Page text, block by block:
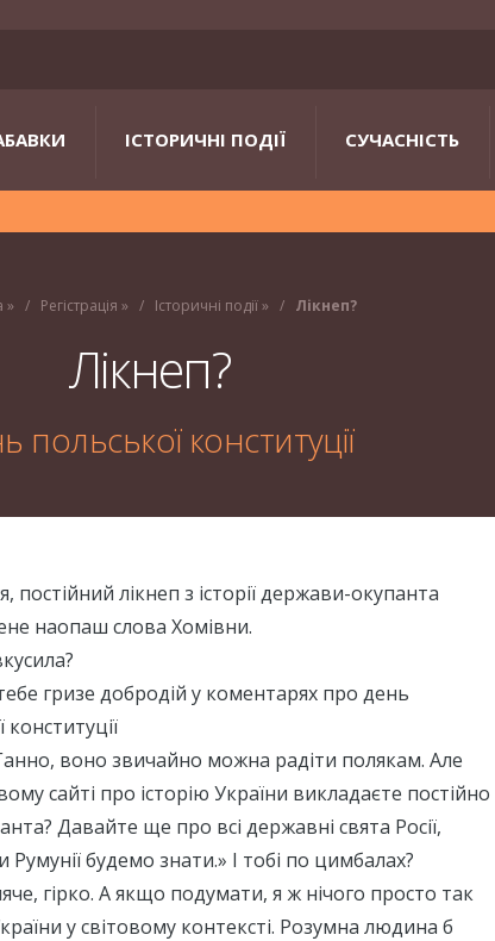
ІСТОРИЧНІ ПОДІЇ СУЧАСНІСТЬ
» Регістрація » Історичні події» Лікнеп?
Лікнеп?
польської конституції
постійний лікнеп з історії держави-окупанта
наопаш слова Хомівни.
гризе добродій у коментарях про день
воно звичайно можна радіти полякам. Але
сайті про історію України викладаєте постійно
Давайте ще про всі державні свята Росії,
Румунії будемо знати.» І тобі по цимбалах?
гірко. А якщо подумати, я ж нічого просто так
у світовому контексті. Розумна людина б